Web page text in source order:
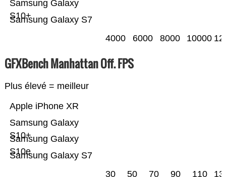
Samsung Galaxy S7
Samsung Galaxy
S10+
4000 6000 8000 10000
GFXBench Manhattan Off. FPS
Plus élevé = meilleur
Samsung Galaxy S7
Samsung Galaxy
S10e
Samsung Galaxy
S10+
Apple iPhone XR
30 50 70 90 110